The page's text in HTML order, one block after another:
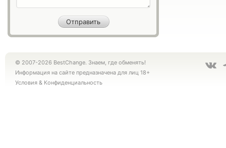
© 2007-2026 BestChange. Знаем, где обменять!
Информация на сайте предназначена для лиц 18+
Условия & Конфиденциальность